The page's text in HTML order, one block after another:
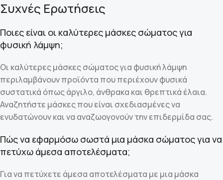
Συχνές Ερωτήσεις
Ποιες είναι οι καλύτερες μάσκες σώματος για
φυσική λάμψη;
Οι καλύτερες μάσκες σώματος για φυσική λάμψη
περιλαμβάνουν προϊόντα που περιέχουν φυσικά
συστατικά όπως άργιλο, άνθρακα και θρεπτικά έλαια.
Αναζητήστε μάσκες που είναι σχεδιασμένες να
ενυδατώνουν και να αναζωογονούν την επιδερμίδα σας.
Πώς να εφαρμόσω σωστά μια μάσκα σώματος για να
πετύχω άμεσα αποτελέσματα;
Για να πετύχετε άμεσα αποτελέσματα με μια μάσκα